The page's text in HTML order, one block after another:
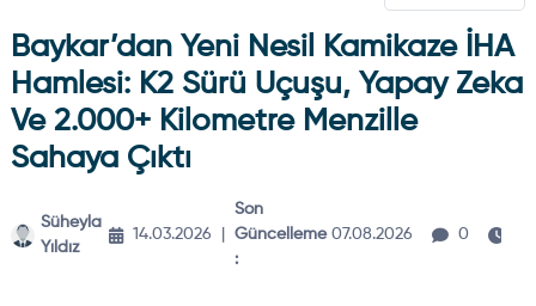
Baykar’dan Yeni Nesil Kamikaze İHA
Hamlesi: K2 Sürü Uçuşu, Yapay Zeka
Ve 2.000+ Kilometre Menzille
Sahaya Çıktı
Süheyla
Yıldız
14.03.2026
Son
Güncelleme
:
07.08.2026 0